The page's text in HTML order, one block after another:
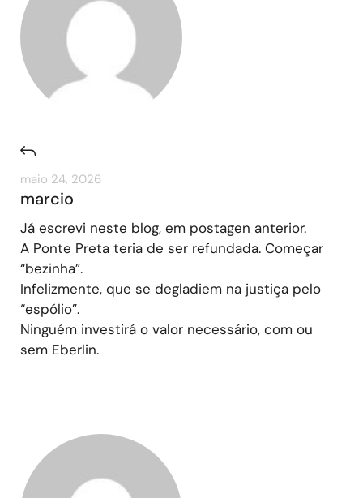
maio 24, 2026
marcio
Já escrevi neste blog, em postagen anterior.
A Ponte Preta teria de ser refundada. Começar
“bezinha”.
Infelizmente, que se degladiem na justiça pelo
“espólio”.
Ninguém investirá o valor necessário, com ou
sem Eberlin.